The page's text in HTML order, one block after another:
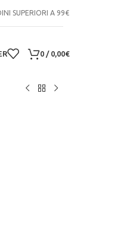
SUPERIORI A 99€
0 / 0,00€